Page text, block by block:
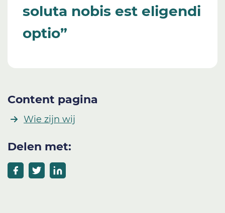
soluta nobis est eligendi
optio”
Content pagina
Wie zijn wij
Delen met: